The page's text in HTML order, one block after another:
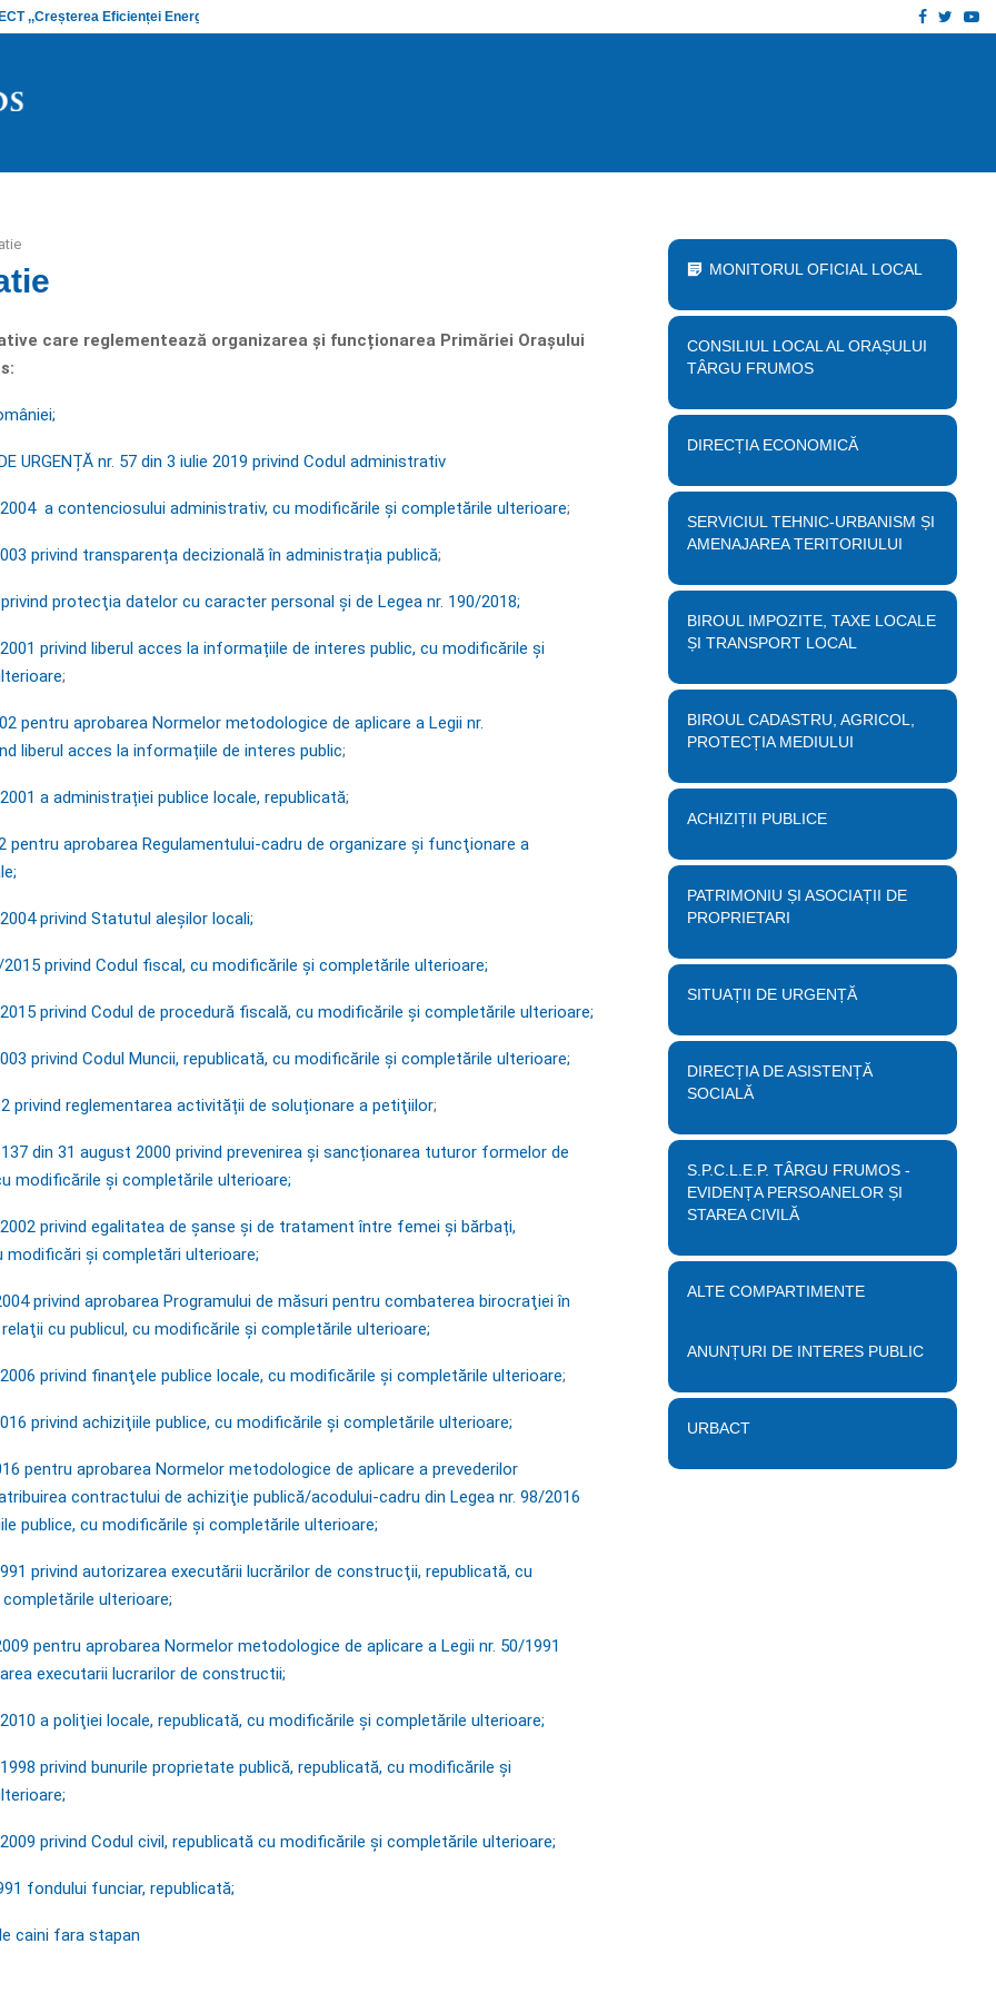
,,Creșterea Eficienței Energetice și… Facebook
care reglementează organizarea și funcționarea Primăriei Orașului
URGENȚĂ nr. 57 din 3 iulie 2019 privind Codul administrativ
a contenciosului administrativ, cu modificările și completările ulterioare;
privind transparența decizională în administrația publică;
protecţia datelor cu caracter personal şi de Legea nr. 190/2018;
privind liberul acces la informațiile de interes public, cu modificările și
;
pentru aprobarea Normelor metodologice de aplicare a Legii nr.
liberul acces la informațiile de interes public;
a administrației publice locale, republicată;
pentru aprobarea Regulamentului-cadru de organizare şi funcţionare a
privind Statutul aleşilor locali;
privind Codul fiscal, cu modificările şi completările ulterioare;
privind Codul de procedură fiscală, cu modificările şi completările ulterioare;
privind Codul Muncii, republicată, cu modificările și completările ulterioare;
privind reglementarea activității de soluționare a petiţiilor;
din 31 august 2000 privind prevenirea și sancționarea tuturor formelor de
modificările și completările ulterioare;
privind egalitatea de şanse şi de tratament între femei şi bărbați,
modificări și completări ulterioare;
privind aprobarea Programului de măsuri pentru combaterea birocraţiei în
cu publicul, cu modificările și completările ulterioare;
privind finanţele publice locale, cu modificările și completările ulterioare;
privind achiziţiile publice, cu modificările și completările ulterioare;
pentru aprobarea Normelor metodologice de aplicare a prevederilor
contractului de achiziţie publică/acodului-cadru din Legea nr. 98/2016
publice, cu modificările și completările ulterioare;
privind autorizarea executării lucrărilor de construcţii, republicată, cu
ulterioare;
pentru aprobarea Normelor metodologice de aplicare a Legii nr. 50/1991
executarii lucrarilor de constructii;
a poliţiei locale, republicată, cu modificările și completările ulterioare;
privind bunurile proprietate publică, republicată, cu modificările și
privind Codul civil, republicată cu modificările și completările ulterioare;
fondului funciar, republicată;
caini fara stapan
MONITORUL OFICIAL LOCAL
CONSILIUL LOCAL AL ORAȘULUI
TÂRGU FRUMOS
DIRECȚIA ECONOMICĂ
SERVICIUL TEHNIC-URBANISM ȘI
AMENAJAREA TERITORIULUI
BIROUL IMPOZITE, TAXE LOCALE
ȘI TRANSPORT LOCAL
BIROUL CADASTRU, AGRICOL,
PROTECȚIA MEDIULUI
ACHIZIȚII PUBLICE
PATRIMONIU ȘI ASOCIAȚII DE
PROPRIETARI
SITUAȚII DE URGENȚĂ
DIRECȚIA DE ASISTENȚĂ
SOCIALĂ
S.P.C.L.E.P. TÂRGU FRUMOS -
EVIDENȚA PERSOANELOR ȘI
STAREA CIVILĂ
ALTE COMPARTIMENTE
ANUNȚURI DE INTERES PUBLIC
URBACT